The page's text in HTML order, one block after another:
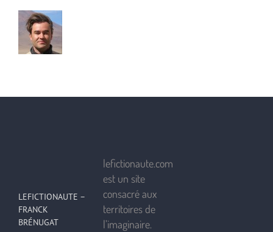
LEFICTIONAUTE –
FRANCK
BRÉNUGAT
lefictionaute.com
est un site
consacré aux
territoires de
l’imaginaire.